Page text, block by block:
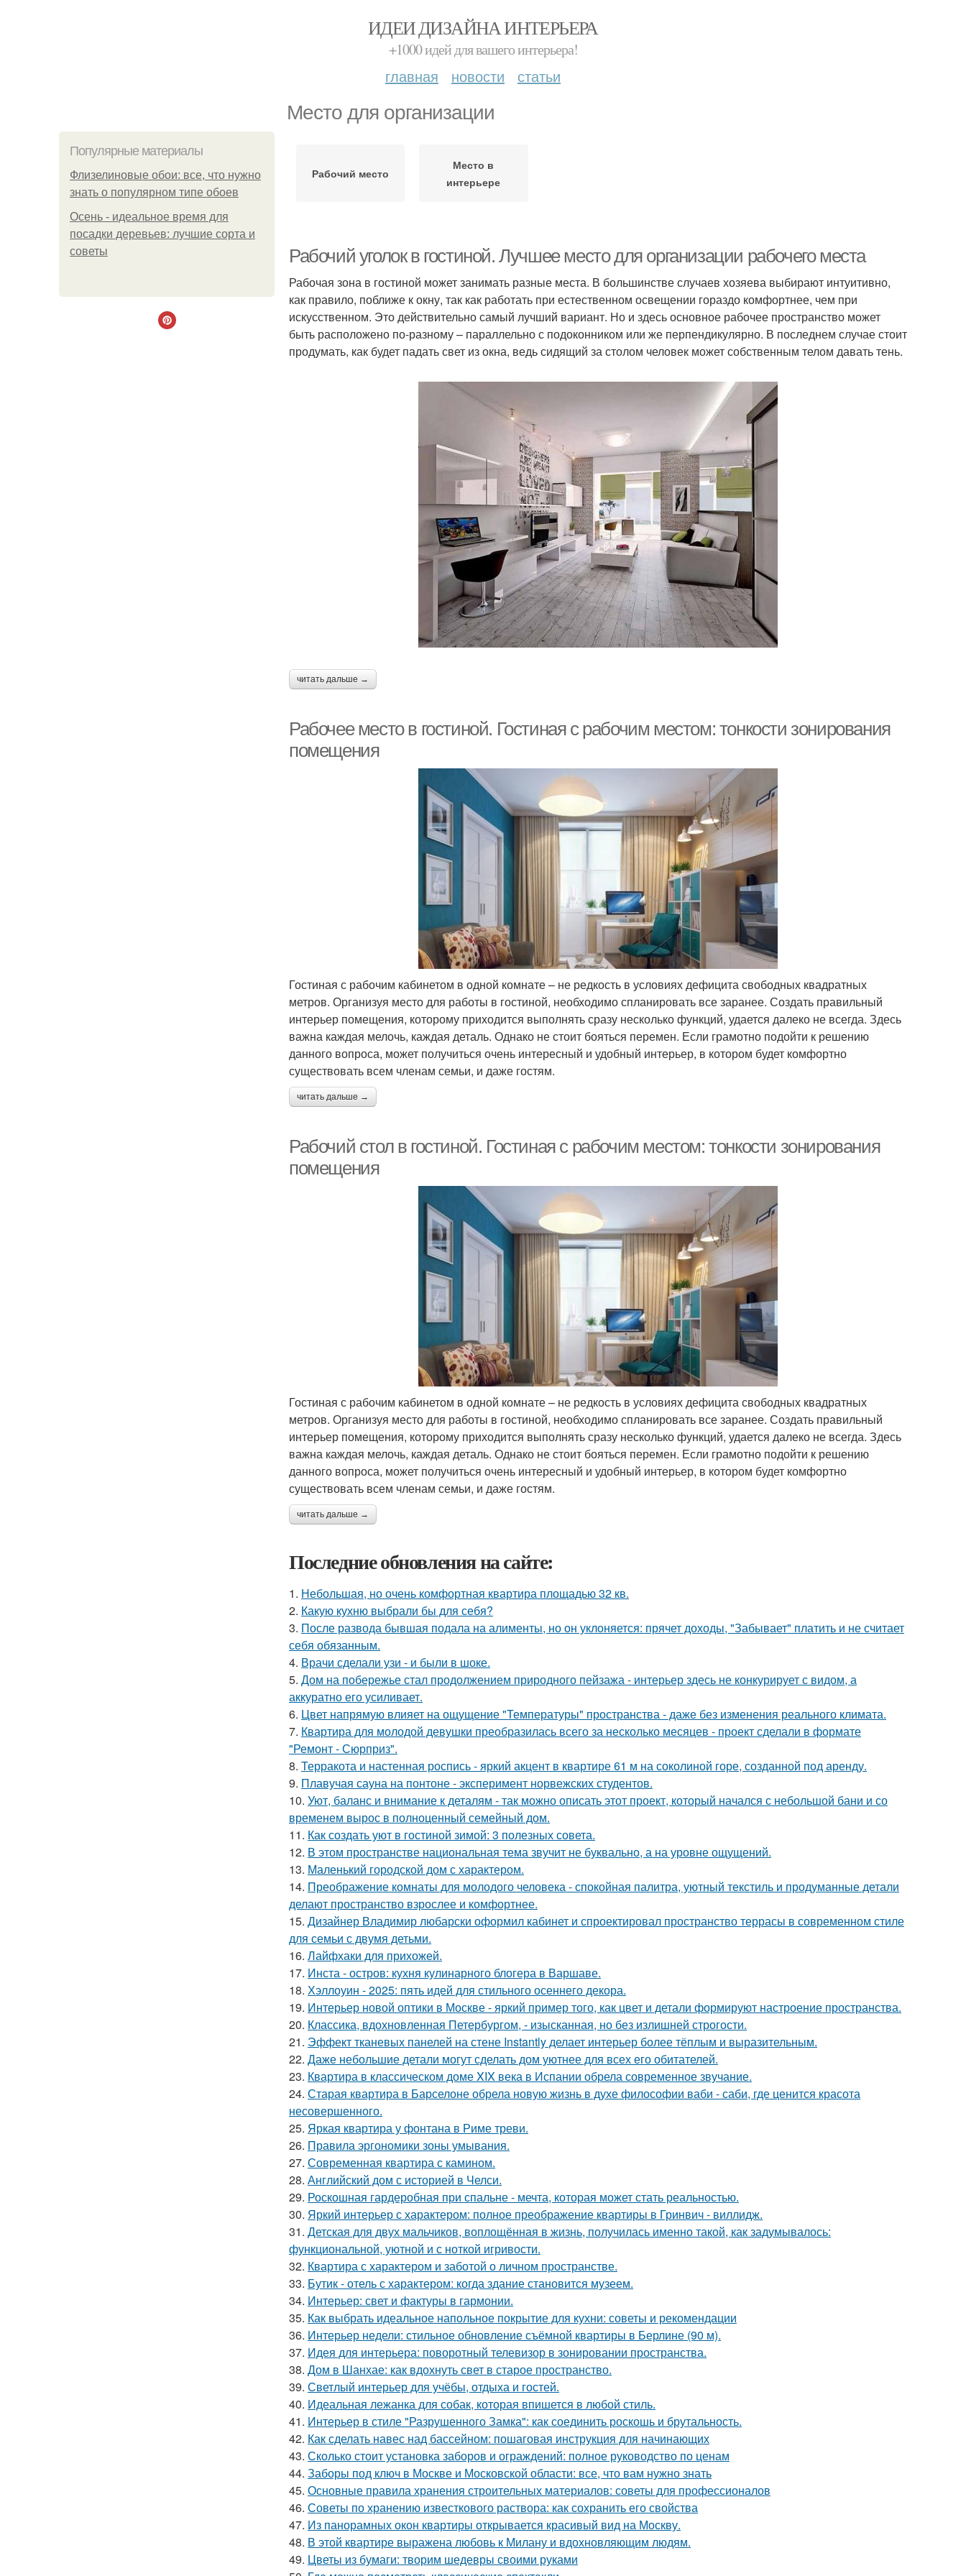
ИДЕИ ДИЗАЙНА ИНТЕРЬЕРА
+1000 идей для вашего интерьера!
главная новости статьи
Место для организации
Популярные материалы
Флизелиновые обои: все, что нужно
знать о популярном типе обоев
Осень - идеальное время для
посадки деревьев: лучшие сорта и
советы
Рабочий место
Место в
интерьере
Рабочий уголок в гостиной. Лучшее место для организации рабочего места
Рабочая зона в гостиной может занимать разные места. В большинстве случаев хозяева выбирают интуитивно,
как правило, поближе к окну, так как работать при естественном освещении гораздо комфортнее, чем при
искусственном. Это действительно самый лучший вариант. Но и здесь основное рабочее пространство может
быть расположено по-разному – параллельно с подоконником или же перпендикулярно. В последнем случае стоит
продумать, как будет падать свет из окна, ведь сидящий за столом человек может собственным телом давать тень.
читать дальше →
Рабочее место в гостиной. Гостиная с рабочим местом: тонкости зонирования
помещения
Гостиная с рабочим кабинетом в одной комнате – не редкость в условиях дефицита свободных квадратных
метров. Организуя место для работы в гостиной, необходимо спланировать все заранее. Создать правильный
интерьер помещения, которому приходится выполнять сразу несколько функций, удается далеко не всегда. Здесь
важна каждая мелочь, каждая деталь. Однако не стоит бояться перемен. Если грамотно подойти к решению
данного вопроса, может получиться очень интересный и удобный интерьер, в котором будет комфортно
существовать всем членам семьи, и даже гостям.
читать дальше →
Рабочий стол в гостиной. Гостиная с рабочим местом: тонкости зонирования
помещения
Гостиная с рабочим кабинетом в одной комнате – не редкость в условиях дефицита свободных квадратных
метров. Организуя место для работы в гостиной, необходимо спланировать все заранее. Создать правильный
интерьер помещения, которому приходится выполнять сразу несколько функций, удается далеко не всегда. Здесь
важна каждая мелочь, каждая деталь. Однако не стоит бояться перемен. Если грамотно подойти к решению
данного вопроса, может получиться очень интересный и удобный интерьер, в котором будет комфортно
существовать всем членам семьи, и даже гостям.
читать дальше →
Последние обновления на сайте:
1. Небольшая, но очень комфортная квартира площадью 32 кв.
2. Какую кухню выбрали бы для себя?
3. После развода бывшая подала на алименты, но он уклоняется: прячет доходы, "Забывает" платить и не считает
себя обязанным.
4. Врачи сделали узи - и были в шоке.
5. Дом на побережье стал продолжением природного пейзажа - интерьер здесь не конкурирует с видом, а
аккуратно его усиливает.
6. Цвет напрямую влияет на ощущение "Температуры" пространства - даже без изменения реального климата.
7. Квартира для молодой девушки преобразилась всего за несколько месяцев - проект сделали в формате
"Ремонт - Сюрприз".
8. Терракота и настенная роспись - яркий акцент в квартире 61 м на соколиной горе, созданной под аренду.
9. Плавучая сауна на понтоне - эксперимент норвежских студентов.
10. Уют, баланс и внимание к деталям - так можно описать этот проект, который начался с небольшой бани и со
временем вырос в полноценный семейный дом.
11. Как создать уют в гостиной зимой: 3 полезных совета.
12. В этом пространстве национальная тема звучит не буквально, а на уровне ощущений.
13. Маленький городской дом с характером.
14. Преображение комнаты для молодого человека - спокойная палитра, уютный текстиль и продуманные детали
делают пространство взрослее и комфортнее.
15. Дизайнер Владимир любарски оформил кабинет и спроектировал пространство террасы в современном стиле
для семьи с двумя детьми.
16. Лайфхаки для прихожей.
17. Инста - остров: кухня кулинарного блогера в Варшаве.
18. Хэллоуин - 2025: пять идей для стильного осеннего декора.
19. Интерьер новой оптики в Москве - яркий пример того, как цвет и детали формируют настроение пространства.
20. Классика, вдохновленная Петербургом, - изысканная, но без излишней строгости.
21. Эффект тканевых панелей на стене Instantly делает интерьер более тёплым и выразительным.
22. Даже небольшие детали могут сделать дом уютнее для всех его обитателей.
23. Квартира в классическом доме XIX века в Испании обрела современное звучание.
24. Старая квартира в Барселоне обрела новую жизнь в духе философии ваби - саби, где ценится красота
несовершенного.
25. Яркая квартира у фонтана в Риме треви.
26. Правила эргономики зоны умывания.
27. Современная квартира с камином.
28. Английский дом с историей в Челси.
29. Роскошная гардеробная при спальне - мечта, которая может стать реальностью.
30. Яркий интерьер с характером: полное преображение квартиры в Гринвич - виллидж.
31. Детская для двух мальчиков, воплощённая в жизнь, получилась именно такой, как задумывалось:
функциональной, уютной и с ноткой игривости.
32. Квартира с характером и заботой о личном пространстве.
33. Бутик - отель с характером: когда здание становится музеем.
34. Интерьер: свет и фактуры в гармонии.
35. Как выбрать идеальное напольное покрытие для кухни: советы и рекомендации
36. Интерьер недели: стильное обновление съёмной квартиры в Берлине (90 м).
37. Идея для интерьера: поворотный телевизор в зонировании пространства.
38. Дом в Шанхае: как вдохнуть свет в старое пространство.
39. Светлый интерьер для учёбы, отдыха и гостей.
40. Идеальная лежанка для собак, которая впишется в любой стиль.
41. Интерьер в стиле "Разрушенного Замка": как соединить роскошь и брутальность.
42. Как сделать навес над бассейном: пошаговая инструкция для начинающих
43. Сколько стоит установка заборов и ограждений: полное руководство по ценам
44. Заборы под ключ в Москве и Московской области: все, что вам нужно знать
45. Основные правила хранения строительных материалов: советы для профессионалов
46. Советы по хранению известкового раствора: как сохранить его свойства
47. Из панорамных окон квартиры открывается красивый вид на Москву.
48. В этой квартире выражена любовь к Милану и вдохновляющим людям.
49. Цветы из бумаги: творим шедевры своими руками